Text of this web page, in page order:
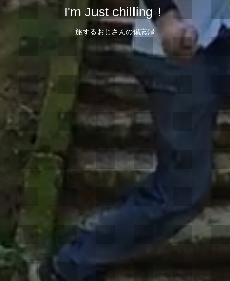
I'm Just chilling！
旅するおじさんの備忘録